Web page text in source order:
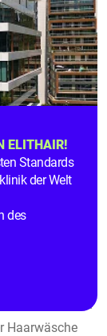
überhaupt
einer
ist weniger
der
auf die
Trinken
Haarwäsche
ELITHAIR!
Standards
der Welt
des